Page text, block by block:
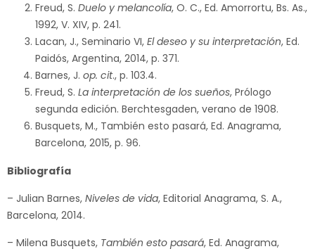
Freud, S. Duelo y melancolía, O. C., Ed. Amorrortu, Bs. As.,
1992, V. XIV, p. 241.
Lacan, J., Seminario VI, El deseo y su interpretación, Ed.
Paidós, Argentina, 2014, p. 371.
Barnes, J. op. cit., p. 103.4.
Freud, S. La interpretación de los sueños, Prólogo
segunda edición. Berchtesgaden, verano de 1908.
Busquets, M., También esto pasará, Ed. Anagrama,
Barcelona, 2015, p. 96.
Bibliografía
– Julian Barnes, Niveles de vida, Editorial Anagrama, S. A.,
Barcelona, 2014.
– Milena Busquets, También esto pasará, Ed. Anagrama,